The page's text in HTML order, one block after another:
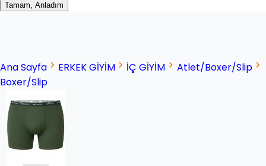
Tamam, Anladım
Ana Sayfa ERKEK GİYİM İÇ GİYİM
Atlet/Boxer/Slip
Boxer/Slip